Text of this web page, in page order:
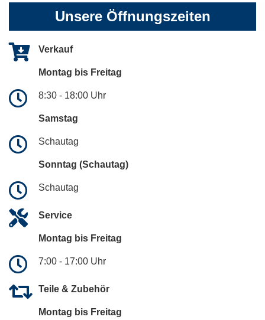
Unsere Öffnungszeiten
Verkauf
Montag bis Freitag
8:30 - 18:00 Uhr
Samstag
Schautag
Sonntag (Schautag)
Schautag
Service
Montag bis Freitag
7:00 - 17:00 Uhr
Teile & Zubehör
Montag bis Freitag